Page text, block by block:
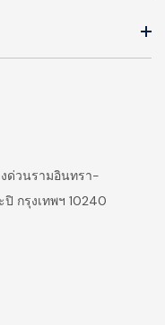
ด่วนรามอินทรา-
กรุงเทพฯ 10240